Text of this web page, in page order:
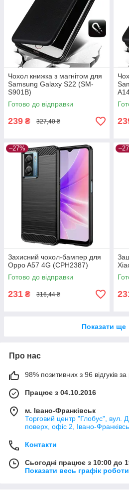
Чохол книжка з магнітом для
Samsung Galaxy S22 (SM-
S901B)
Готово до відправки
239 ₴ 327,40 ₴
–27%
Захисний чохол-бампер для
Oppo A57 4G (CPH2387)
Готово до відправки
231 ₴ 316,44 ₴
Показати ще
Про нас
98% позитивних з 96 відгуків за
Працює з 04.10.2016
м. Івано-Франківськ
Торговий центр "Глобус", вул.
поверх, офіс 2, Івано-
Контакти
Сьогодні працює з 10:00 до
Показати весь графік роботи